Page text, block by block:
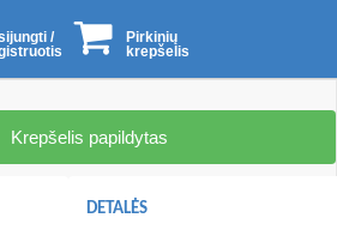
/
Pirkinių
krepšelis
Krepšelis papildytas
DETALĖS